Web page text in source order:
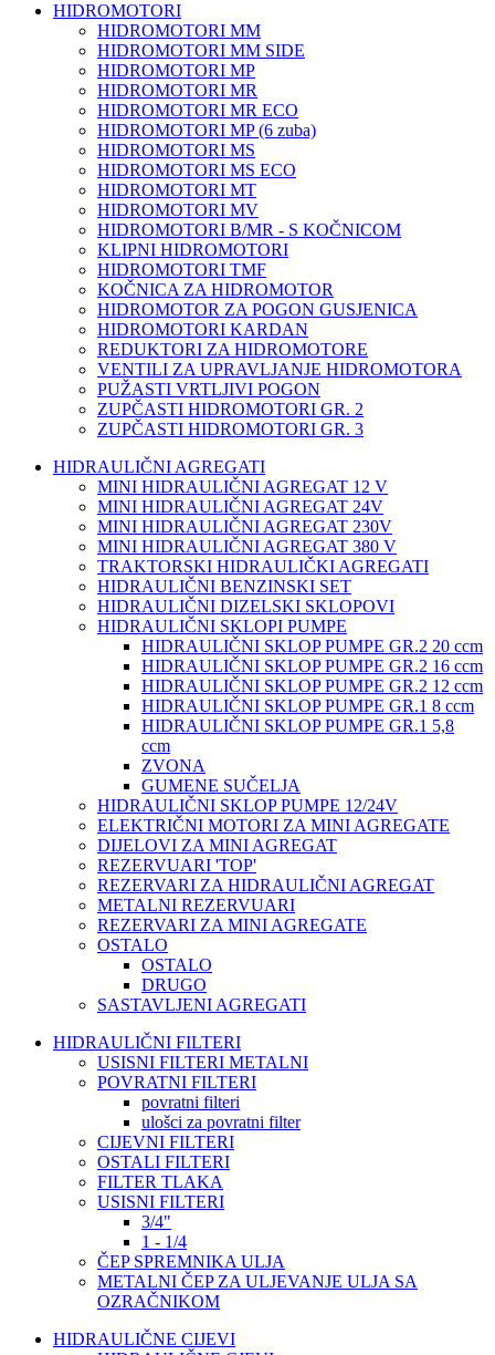
HIDROMOTORI
HIDROMOTORI MM
HIDROMOTORI MM SIDE
HIDROMOTORI MP
HIDROMOTORI MR
HIDROMOTORI MR ECO
HIDROMOTORI MP (6 zuba)
HIDROMOTORI MS
HIDROMOTORI MS ECO
HIDROMOTORI MT
HIDROMOTORI MV
HIDROMOTORI B/MR - S KOČNICOM
KLIPNI HIDROMOTORI
HIDROMOTORI TMF
KOČNICA ZA HIDROMOTOR
HIDROMOTOR ZA POGON GUSJENICA
HIDROMOTORI KARDAN
REDUKTORI ZA HIDROMOTORE
VENTILI ZA UPRAVLJANJE HIDROMOTORA
PUŽASTI VRTLJIVI POGON
ZUPČASTI HIDROMOTORI GR. 2
ZUPČASTI HIDROMOTORI GR. 3
HIDRAULIČNI AGREGATI
MINI HIDRAULIČNI AGREGAT 12 V
MINI HIDRAULIČNI AGREGAT 24V
MINI HIDRAULIČNI AGREGAT 230V
MINI HIDRAULIČNI AGREGAT 380 V
TRAKTORSKI HIDRAULIČKI AGREGATI
HIDRAULIČNI BENZINSKI SET
HIDRAULIČNI DIZELSKI SKLOPOVI
HIDRAULIČNI SKLOPI PUMPE
HIDRAULIČNI SKLOP PUMPE GR.2 20 ccm
HIDRAULIČNI SKLOP PUMPE GR.2 16 ccm
HIDRAULIČNI SKLOP PUMPE GR.2 12 ccm
HIDRAULIČNI SKLOP PUMPE GR.1 8 ccm
HIDRAULIČNI SKLOP PUMPE GR.1 5,8
ccm
ZVONA
GUMENE SUČELJA
HIDRAULIČNI SKLOP PUMPE 12/24V
ELEKTRIČNI MOTORI ZA MINI AGREGATE
DIJELOVI ZA MINI AGREGAT
REZERVUARI 'TOP'
REZERVARI ZA HIDRAULIČNI AGREGAT
METALNI REZERVUARI
REZERVARI ZA MINI AGREGATE
OSTALO
OSTALO
DRUGO
SASTAVLJENI AGREGATI
HIDRAULIČNI FILTERI
USISNI FILTERI METALNI
POVRATNI FILTERI
povratni filteri
ulošci za povratni filter
CIJEVNI FILTERI
OSTALI FILTERI
FILTER TLAKA
USISNI FILTERI
3/4"
1 - 1/4
ČEP SPREMNIKA ULJA
METALNI ČEP ZA ULJEVANJE ULJA SA
OZRAČNIKOM
HIDRAULIČNE CIJEVI